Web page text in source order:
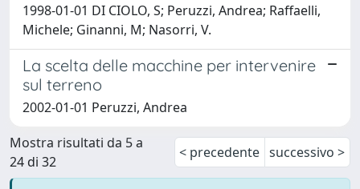
1998-01-01 DI CIOLO, S; Peruzzi, Andrea; Raffaelli,
Michele; Ginanni, M; Nasorri, V.
La scelta delle macchine per intervenire
sul terreno
2002-01-01 Peruzzi, Andrea
Mostra risultati da 5 a
24 di 32
< precedente successivo >